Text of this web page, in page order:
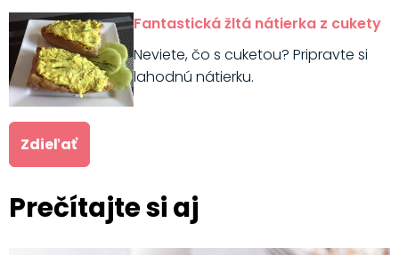
Fantastická žltá nátierka z cukety
Neviete, čo s cuketou? Pripravte si
lahodnú nátierku.
Zdieľať
Prečítajte si aj